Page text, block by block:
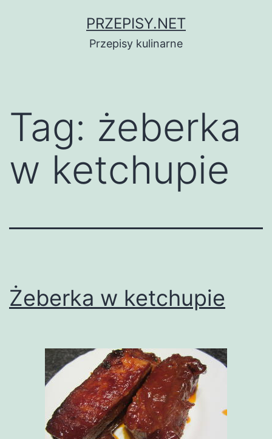
PRZEPISY.NET
Przepisy kulinarne
Tag: żeberka
w ketchupie
Żeberka w ketchupie